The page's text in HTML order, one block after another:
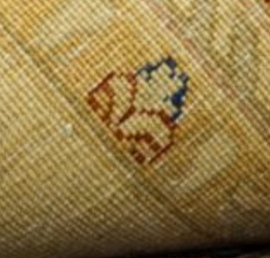
AUKTIONSHAUS AGRIPPINA
Wir, das Auktionshaus Agrippina, möchten uns Ihnen
gerne vorstellen.
Wir führen jedes Jahr bis zu 4 verschiedene
Auktionen/Versteigerungen selbstständig durch.
Spezialisiert vor allem im Bereich der Orientteppiche.
Unser Team besteht aus hauseigenen
Sachverständigen, Kaufmännern und Auktionatoren
die ihre Talente auf eine gezielte Geschäftsstrategie
zum Einsatz bringen. Unser Hauseigener Auktionator
Herr H. Wernicke stammt in der 5. Generation aus einer